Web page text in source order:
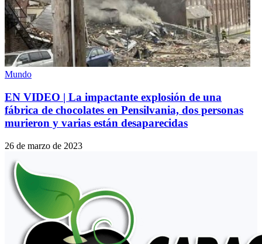
Mundo
EN VIDEO | La impactante explosión de una
fábrica de chocolates en Pensilvania, dos personas
murieron y varias están desaparecidas
26 de marzo de 2023